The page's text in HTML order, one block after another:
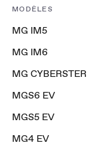
MODÈLES
MG IM5
MG IM6
MG CYBERSTER
MGS6 EV
MGS5 EV
MG4 EV